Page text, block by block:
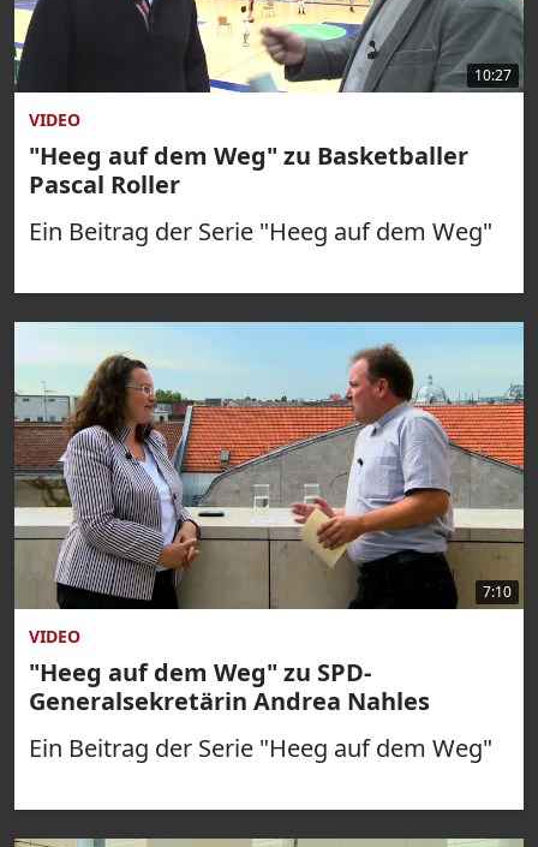
10:27
VIDEO
"Heeg auf dem Weg" zu Basketballer
Pascal Roller
Ein Beitrag der Serie "Heeg auf dem Weg"
7:10
VIDEO
"Heeg auf dem Weg" zu SPD-
Generalsekretärin Andrea Nahles
Ein Beitrag der Serie "Heeg auf dem Weg"